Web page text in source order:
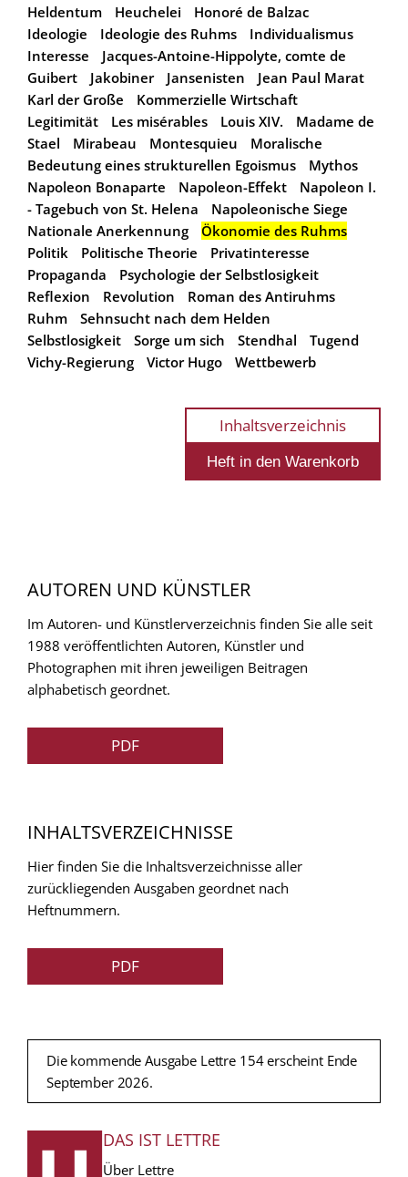
Heldentum
Heuchelei
Honoré de Balzac
Ideologie
Ideologie des Ruhms
Individualismus
Interesse
Jacques-Antoine-Hippolyte, comte de
Guibert
Jakobiner Jansenisten
Jean Paul Marat
Karl der Große
Kommerzielle Wirtschaft
Legitimität
Les misérables Louis XIV.
Madame de
Stael
Mirabeau Montesquieu
Moralische
Bedeutung eines strukturellen Egoismus
Mythos
Napoleon Bonaparte
Napoleon-Effekt
Napoleon I.
- Tagebuch von St. Helena
Napoleonische Siege
Nationale Anerkennung
Ökonomie des Ruhms
Politik
Politische Theorie
Privatinteresse
Propaganda
Psychologie der Selbstlosigkeit
Reflexion
Revolution
Roman des Antiruhms
Ruhm
Sehnsucht nach dem Helden
Selbstlosigkeit
Sorge um sich Stendhal
Tugend
Vichy-Regierung
Victor Hugo Wettbewerb
Inhaltsverzeichnis
AUTOREN UND KÜNSTLER
Im Autoren- und Künstlerverzeichnis finden Sie alle seit
1988 veröffentlichten Autoren, Künstler und
Photographen mit ihren jeweiligen Beitragen
alphabetisch geordnet.
PDF
INHALTSVERZEICHNISSE
Hier finden Sie die Inhaltsverzeichnisse aller
zurückliegenden Ausgaben geordnet nach
Heftnummern.
PDF
Die kommende Ausgabe Lettre 154 erscheint Ende
September 2026.
FUSSZEILE
DAS IST LETTRE
Über Lettre